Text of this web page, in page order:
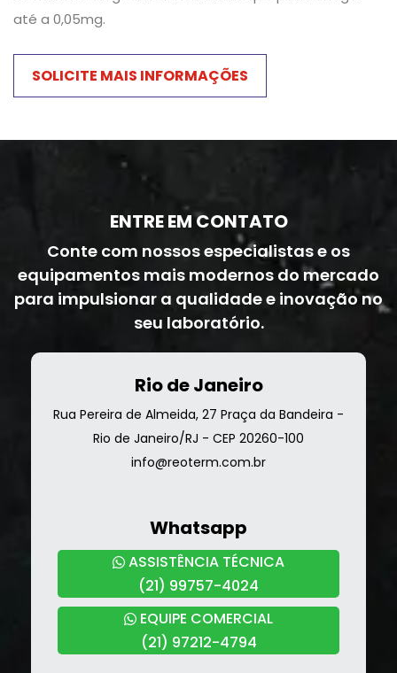
até a 0,05mg.
SOLICITE MAIS INFORMAÇÕES
ENTRE EM CONTATO
Conte com nossos especialistas e os
equipamentos mais modernos do mercado
para impulsionar a qualidade e inovação no
seu laboratório.
Rio de Janeiro
Rua Pereira de Almeida, 27 Praça da Bandeira -
Rio de Janeiro/RJ - CEP 20260-100
info@reoterm.com.br
Whatsapp
ASSISTÊNCIA TÉCNICA
(21) 99757-4024
EQUIPE COMERCIAL
(21) 97212-4794